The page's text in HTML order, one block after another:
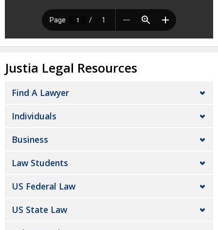
Justia Legal Resources
Find A Lawyer
Individuals
Business
Law Students
US Federal Law
US State Law